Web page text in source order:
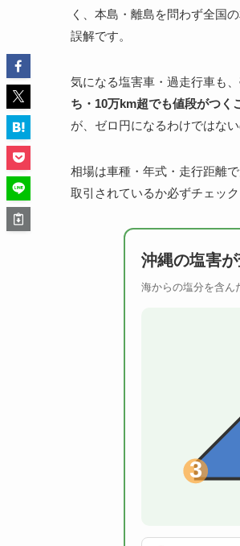
く、本島・離島を問わず全国
誤解です。
気になる塩害車・過走行車も
ち・10万km超でも値段がつく
が、ゼロ円になるわけではな
相場は車種・年式・走行距離
取引されているか必ずチェック
沖縄の塩害
海からの塩分を含ん
3